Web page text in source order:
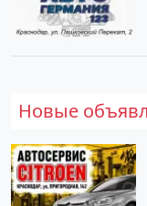
Новые